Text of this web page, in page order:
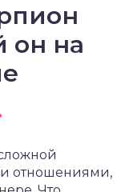
он на
отношениями,